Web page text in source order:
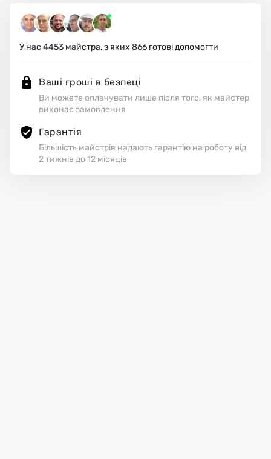
Виконавці стежать за чистотою та прибирають робоче місц
У нас 4453 майстра, з яких 866 готові допомогти
Ваші гроші в безпеці
Ви можете оплачувати лише після того, як майстер
виконає замовлення
Гарантія
Більшість майстрів надають гарантію на роботу від
2 тижнів до 12 місяців